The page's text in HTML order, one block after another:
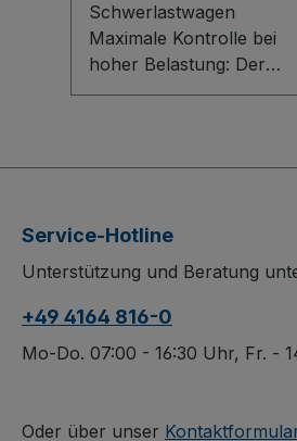
Schwerlastwagen
Maximale Kontrolle bei
hoher Belastung: Der
Schwerlastwagen im
durch eine stabile
oberflächengeschützt
sowie schlag- und
laufende, graue Räder
aus thermoplastischem
Präzisions-
Service-Hotline
Unterstützung und Beratung
+49 4164 816-0
Mo-Do. 07:00 - 16:30 Uhr, Fr. -
Oder über unser